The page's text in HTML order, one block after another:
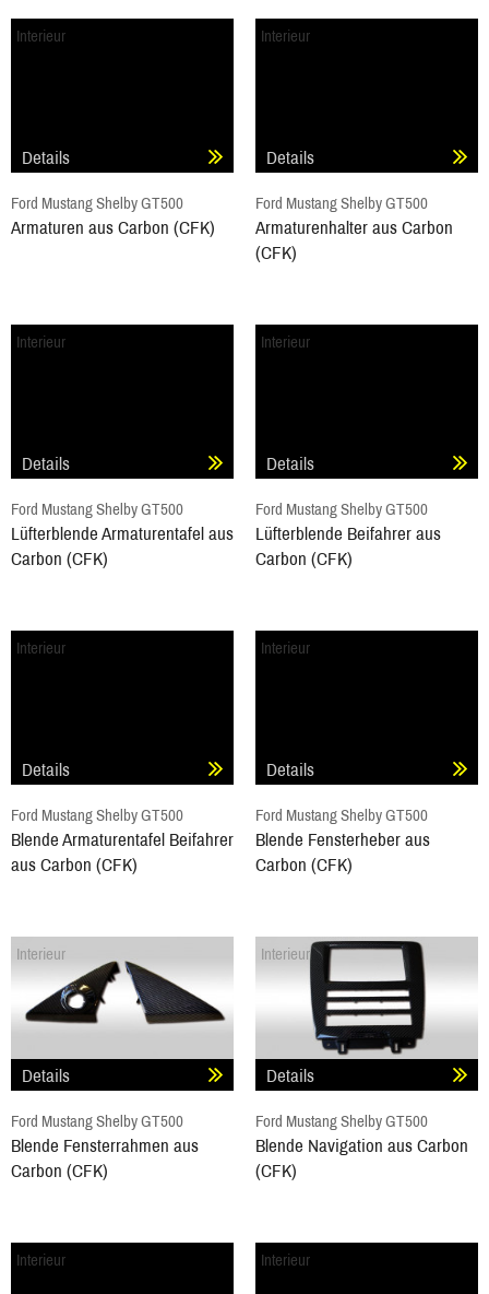
Interieur
Details
Ford Mustang Shelby GT500
Armaturen aus Carbon (CFK)
Interieur
Details
Ford Mustang Shelby GT500
Armaturenhalter aus Carbon
(CFK)
Interieur
Details
Ford Mustang Shelby GT500
Lüfterblende Armaturentafel aus
Carbon (CFK)
Interieur
Details
Ford Mustang Shelby GT500
Lüfterblende Beifahrer aus
Carbon (CFK)
Interieur
Details
Ford Mustang Shelby GT500
Blende Armaturentafel Beifahrer
aus Carbon (CFK)
Interieur
Details
Ford Mustang Shelby GT500
Blende Fensterheber aus
Carbon (CFK)
Interieur
Details
Ford Mustang Shelby GT500
Blende Fensterrahmen aus
Carbon (CFK)
Interieur
Details
Ford Mustang Shelby GT500
Blende Navigation aus Carbon
(CFK)
Interieur Interieur